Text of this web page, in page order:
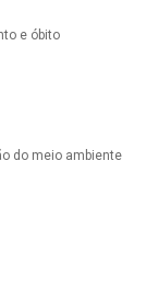
e óbito
do meio ambiente